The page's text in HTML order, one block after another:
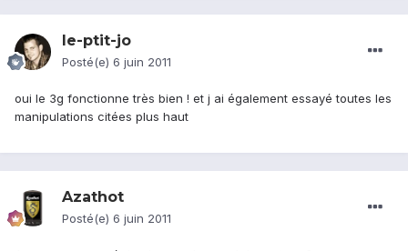
le-ptit-jo
Posté(e) 6 juin 2011
oui le 3g fonctionne très bien ! et j ai également essayé toutes les
manipulations citées plus haut
Azathot
Posté(e) 6 juin 2011